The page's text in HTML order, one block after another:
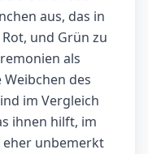
aus, das in
und Grün zu
als
des
im Vergleich
ihnen hilft, im
eher unbemerkt